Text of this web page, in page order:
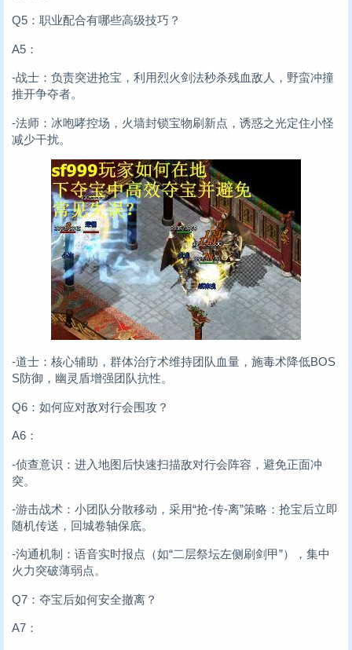
Q5：职业配合有哪些高级技巧？
A5：
-战士：负责突进抢宝，利用烈火剑法秒杀残血敌人，野蛮冲撞
推开争夺者。
-法师：冰咆哮控场，火墙封锁宝物刷新点，诱惑之光定住小怪
减少干扰。
-道士：核心辅助，群体治疗术维持团队血量，施毒术降低BOS
S防御，幽灵盾增强团队抗性。
Q6：如何应对敌对行会围攻？
A6：
-侦查意识：进入地图后快速扫描敌对行会阵容，避免正面冲
突。
-游击战术：小团队分散移动，采用“抢-传-离”策略：抢宝后立即
随机传送，回城卷轴保底。
-沟通机制：语音实时报点（如“二层祭坛左侧刷剑甲”），集中
火力突破薄弱点。
Q7：夺宝后如何安全撤离？
A7：